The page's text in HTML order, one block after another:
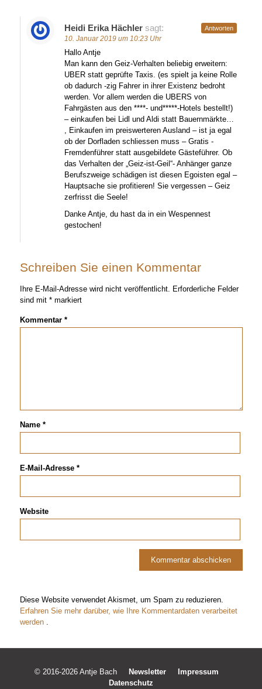
Heidi Erika Hächler sagt:
10. Januar 2019 um 10:23 Uhr
Hallo Antje
Man kann den Geiz-Verhalten beliebig erweitern:
UBER statt geprüfte Taxis. (es spielt ja keine Rolle
ob dadurch -zig Fahrer in ihrer Existenz bedroht
werden. Vor allem werden die UBERS von
Fahrgästen aus den ****- und*****-Hotels bestellt!)
– einkaufen bei Lidl und Aldi statt Bauernmärkte…
, Einkaufen im preiswerteren Ausland – ist ja egal
ob der Dorfladen schliessen muss – Gratis -
Fremdenführer statt ausgebildete Gästeführer. Ob
das Verhalten der „Geiz-ist-Geil“- Anhänger ganze
Berufszweige schädigen ist diesen Egoisten egal –
Hauptsache sie profitieren! Sie vergessen – Geiz
zerfrisst die Seele!
Danke Antje, du hast da in ein Wespennest
gestochen!
Antworten
Schreiben Sie einen Kommentar
Ihre E-Mail-Adresse wird nicht veröffentlicht. Erforderliche Felder
sind mit *markiert
Kommentar *
Name *
E-Mail-Adresse *
Website
Diese Website verwendet Akismet, um Spam zu reduzieren.
Erfahren Sie mehr darüber, wie Ihre Kommentardaten verarbeitet
werden .
© 2016-2026 Antje Bach Newsletter
Impressum
Datenschutz